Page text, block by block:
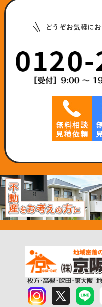
どうぞお気軽に